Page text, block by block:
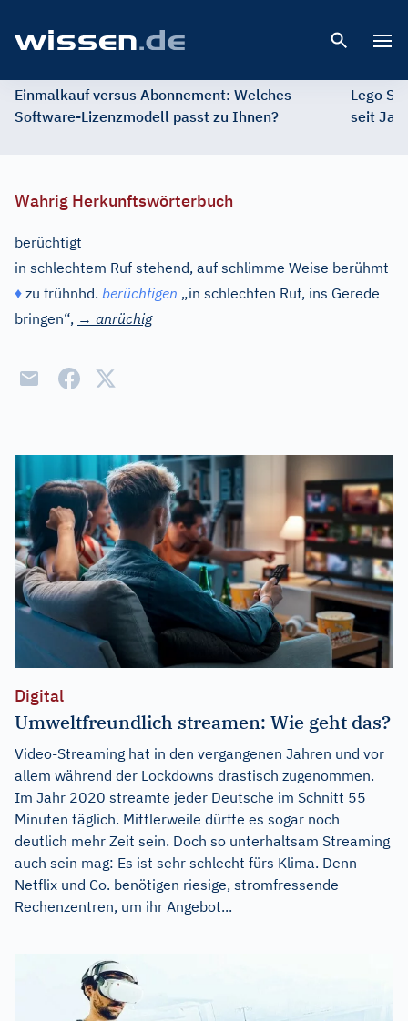
Einmalkauf versus Abonnement: Welches
Software-Lizenzmodell passt zu Ihnen?
Lego
seit
Wahrig Herkunftswörterbuch
berüchtigt
in schlechtem Ruf stehend, auf schlimme Weise berühmt
♦ zu frühnhd. berüchtigen „in schlechten Ruf, ins Gerede
bringen“, → anrüchig
Digital
Umweltfreundlich streamen: Wie geht das?
Video-Streaming hat in den vergangenen Jahren und vor
allem während der Lockdowns drastisch zugenommen.
Im Jahr 2020 streamte jeder Deutsche im Schnitt 55
Minuten täglich. Mittlerweile dürfte es sogar noch
deutlich mehr Zeit sein. Doch so unterhaltsam Streaming
auch sein mag: Es ist sehr schlecht fürs Klima. Denn
Netflix und Co. benötigen riesige, stromfressende
Rechenzentren, um ihr Angebot...